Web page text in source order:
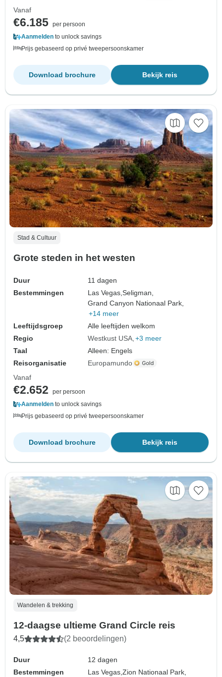
Vanaf
€6.185 per persoon
Aanmelden to unlock savings
Prijs gebaseerd op privé tweepersoonskamer
Bekijk reis
Download brochure
Stad & Cultuur
Grote steden in het westen
Duur
11 dagen
Bestemmingen
Las Vegas,Seligman,
Grand Canyon Nationaal Park,
+14 meer
Leeftijdsgroep
Alle leeftijden welkom
Regio
Westkust USA +3 meer
Taal
Alleen: Engels
Reisorganisatie
Europamundo
Vanaf
€2.652
per persoon
Aanmelden to unlock savings
Prijs gebaseerd op privé tweepersoonskamer
Bekijk reis
Download brochure
Wandelen & trekking
12-daagse ultieme Grand Circle reis
4,5 (2 beoordelingen)
Duur
12 dagen
Bestemmingen
Las Vegas,Zion Nationaal Park,